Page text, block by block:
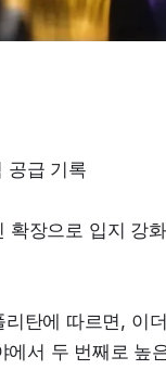
공급 기록
확장으로 입지 강화
탄에 따르면, 이
에서 두 번째로 높